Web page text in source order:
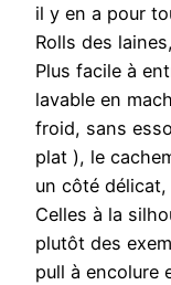
il y en a pour
Rolls des
Plus facile à
lavable en
froid, sans
plat ), le
un côté
Celles à la
plutôt des
pull à encolure